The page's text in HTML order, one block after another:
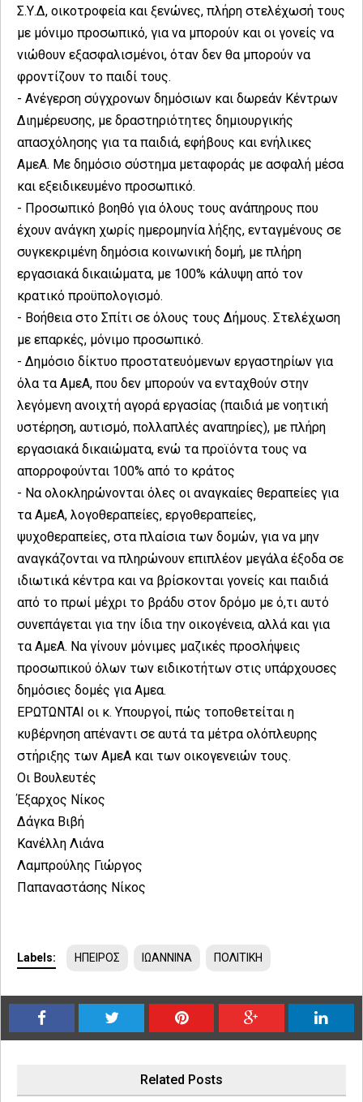
Σ.Υ.Δ, οικοτροφεία και ξενώνες, πλήρη στελέχωσή τους
με μόνιμο προσωπικό, για να μπορούν και οι γονείς να
νιώθουν εξασφαλισμένοι, όταν δεν θα μπορούν να
φροντίζουν το παιδί τους.
- Ανέγερση σύγχρονων δημόσιων και δωρεάν Κέντρων
Διημέρευσης, με δραστηριότητες δημιουργικής
απασχόλησης για τα παιδιά, εφήβους και ενήλικες
ΑμεΑ. Με δημόσιο σύστημα μεταφοράς με ασφαλή μέσα
και εξειδικευμένο προσωπικό.
- Προσωπικό βοηθό για όλους τους ανάπηρους που
έχουν ανάγκη χωρίς ημερομηνία λήξης, ενταγμένους σε
συγκεκριμένη δημόσια κοινωνική δομή, με πλήρη
εργασιακά δικαιώματα, με 100% κάλυψη από τον
κρατικό προϋπολογισμό.
- Βοήθεια στο Σπίτι σε όλους τους Δήμους. Στελέχωση
με επαρκές, μόνιμο προσωπικό.
- Δημόσιο δίκτυο προστατευόμενων εργαστηρίων για
όλα τα ΑμεΑ, που δεν μπορούν να ενταχθούν στην
λεγόμενη ανοιχτή αγορά εργασίας (παιδιά με νοητική
υστέρηση, αυτισμό, πολλαπλές αναπηρίες), με πλήρη
εργασιακά δικαιώματα, ενώ τα προϊόντα τους να
απορροφούνται 100% από το κράτος
- Να ολοκληρώνονται όλες οι αναγκαίες θεραπείες για
τα ΑμεΑ, λογοθεραπείες, εργοθεραπείες,
ψυχοθεραπείες, στα πλαίσια των δομών, για να μην
αναγκάζονται να πληρώνουν επιπλέον μεγάλα έξοδα σε
ιδιωτικά κέντρα και να βρίσκονται γονείς και παιδιά
από το πρωί μέχρι το βράδυ στον δρόμο με ό,τι αυτό
συνεπάγεται για την ίδια την οικογένεια, αλλά και για
τα ΑμεΑ. Να γίνουν μόνιμες μαζικές προσλήψεις
προσωπικού όλων των ειδικοτήτων στις υπάρχουσες
δημόσιες δομές για Αμεα.
ΕΡΩΤΩΝΤΑΙ οι κ. Υπουργοί, πώς τοποθετείται η
κυβέρνηση απέναντι σε αυτά τα μέτρα ολόπλευρης
στήριξης των ΑμεΑ και των οικογενειών τους.
Οι Βουλευτές
Έξαρχος Νίκος
Δάγκα Βιβή
Κανέλλη Λιάνα
Λαμπρούλης Γιώργος
Παπαναστάσης Νίκος
Labels: ΗΠΕΙΡΟΣ ΙΩΑΝΝΙΝΑ ΠΟΛΙΤΙΚΗ
Related Posts